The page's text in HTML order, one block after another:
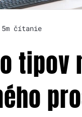
5m čítanie
tipov